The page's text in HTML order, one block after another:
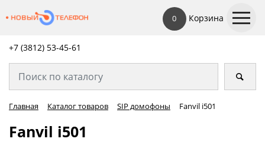
0 Корзина
+7 (3812) 53-45-61
Главная Каталог товаров SIP домофоны Fanvil i501
Fanvil i501